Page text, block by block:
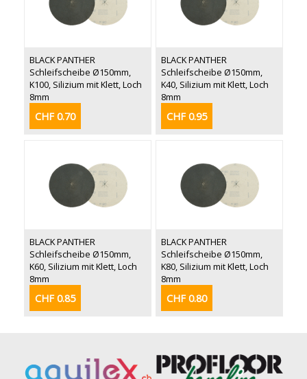
BLACK PANTHER
Schleifscheibe Ø150mm,
K100, Silizium mit Klett, Loch
8mm
CHF 0.70
BLACK PANTHER
Schleifscheibe Ø150mm,
K40, Silizium mit Klett, Loch
8mm
CHF 0.95
BLACK PANTHER
Schleifscheibe Ø150mm,
K60, Silizium mit Klett, Loch
8mm
CHF 0.85
BLACK PANTHER
Schleifscheibe Ø150mm,
K80, Silizium mit Klett, Loch
8mm
CHF 0.80